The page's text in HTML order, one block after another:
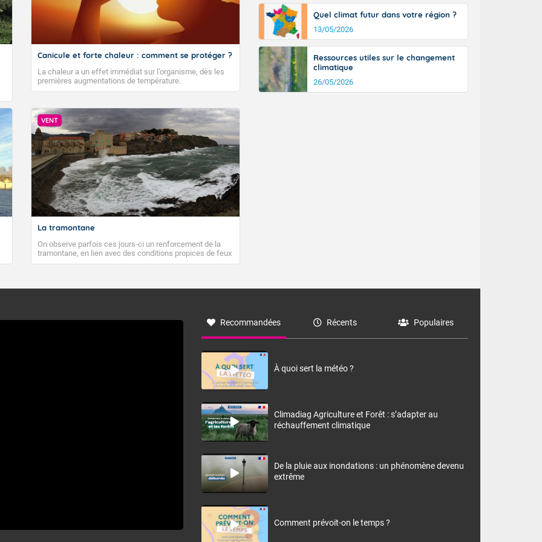
Canicule et forte chaleur : comment se protéger ?
La chaleur a un effet immédiat sur l’organisme, dès les
premières augmentations de température.
VENT
La tramontane
On observe parfois ces jours-ci un renforcement de la
tramontane, en lien avec des conditions propices de feux
de forêt. Mais qu'est-ce que la tramontane ? Quelles sont
à nord-ouest, dans un secteur qui part du Roussillon à la
monts, en allusion aux régions montagneuses d’où
Quel climat futur dans votre région ?
13/05/2026
Ressources utiles sur le changement
climatique
26/05/2026
Recommandées Récents Populaires
À quoi sert la météo ?
Climadiag Agriculture et Forêt : s’adapter au
réchauffement climatique
De la pluie aux inondations : un phénomène devenu
extrême
Comment prévoit-on le temps ?